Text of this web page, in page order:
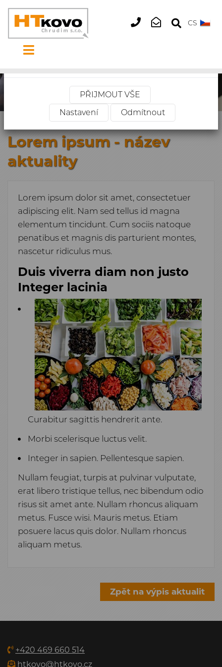
CS
Úvodní stránka » Lorem ipsum - název aktuality
Lorem ipsum - název
aktuality
Lorem ipsum dolor sit amet, consectetuer
adipiscing elit. Nam sed tellus id magna
elementum tincidunt. Cum sociis natoque
penatibus et magnis dis parturient montes,
nascetur ridiculus mus.
Duis viverra diam non justo
Integer lacinia
Curabitur sagittis hendrerit ante.
Morbi scelerisque luctus velit.
Integer in sapien. Pellentesque sapien.
Nullam feugiat, turpis at pulvinar vulputate,
erat libero tristique tellus, nec bibendum odio
risus sit amet ante. Nullam rhoncus aliquam
metus. Fusce wisi. Mauris metus. Etiam
posuere lacus quis dolor. Nullam rhoncus
aliquam metus.
Zpět na výpis aktualit
+420 469 660 514
htkovo@htkovo.cz
Tento web používá cookies ×
Vaše soukromí je důležité. Můžete si vybrat z
PŘIJMOUT VŠE
Nastavení
Odmítnout